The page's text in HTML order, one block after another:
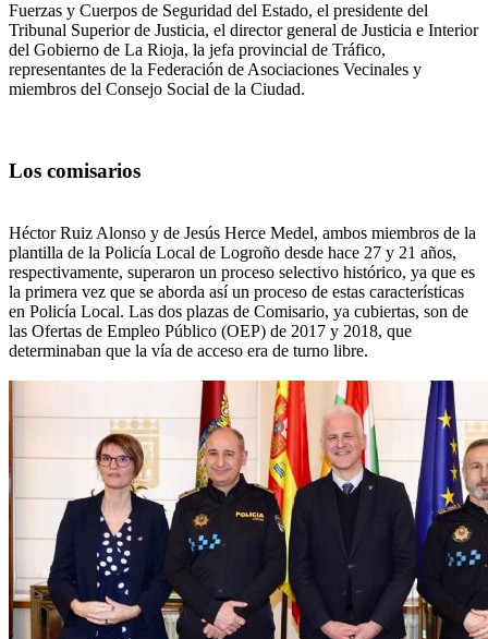
Fuerzas y Cuerpos de Seguridad del Estado, el presidente del
Tribunal Superior de Justicia, el director general de Justicia e Interior
del Gobierno de La Rioja, la jefa provincial de Tráfico,
representantes de la Federación de Asociaciones Vecinales y
miembros del Consejo Social de la Ciudad.
Los comisarios
Héctor Ruiz Alonso y de Jesús Herce Medel, ambos miembros de la
plantilla de la Policía Local de Logroño desde hace 27 y 21 años,
respectivamente, superaron un proceso selectivo histórico, ya que es
la primera vez que se aborda así un proceso de estas características
en Policía Local. Las dos plazas de Comisario, ya cubiertas, son de
las Ofertas de Empleo Público (OEP) de 2017 y 2018, que
determinaban que la vía de acceso era de turno libre.